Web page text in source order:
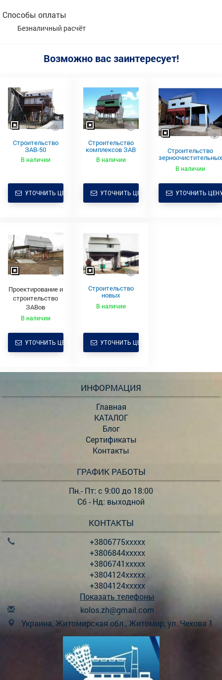
Способы оплаты
Безналичный расчёт
Возможно вас заинтересует!
Строительство
ЗАВ-50
В наличии
УТОЧНИТЬ ЦЕНУ
Строительство
комплексов ЗАВ
В наличии
УТОЧНИТЬ ЦЕНУ
Строительство
зерноочистительных
комплексов
В наличии
УТОЧНИТЬ
Проектирование и
строительство
ЗАВов
В наличии
УТОЧНИТЬ ЦЕНУ
Строительство
новых
В наличии
УТОЧНИТЬ ЦЕНУ
ИНФОРМАЦИЯ
Главная
КАТАЛОГ
Блог
Сертификаты
Контакты
ГРАФИК РАБОТЫ
Пн.- Пт: с 9:00 до 18:00
Сб - Нд: выходной
КОНТАКТЫ
+3806775xxxxx
+3806844xxxxx
+3806741xxxxx
+3804124xxxxx
+3804124xxxxx
Показать телефоны
kolos.zh@gmail.com
Украина, Житомирская обл., Житомир, ул. Чехова 1